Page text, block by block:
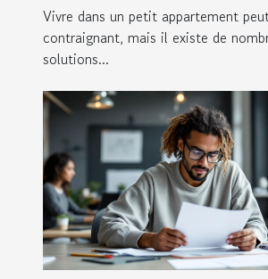
Vivre dans un petit appartement
contraignant, mais il existe de
solutions...